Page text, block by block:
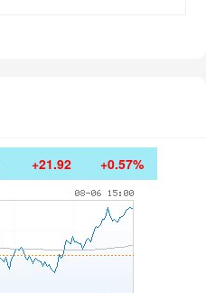
+21.92 +0.57%